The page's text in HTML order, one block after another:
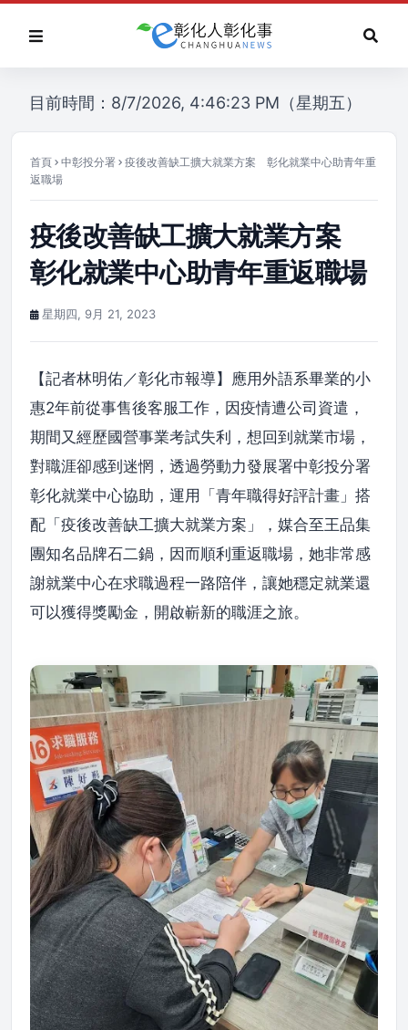
目前時間：8/7/2026, 4:46:23 PM（星期五）
首頁 中彰投分署
疫後改善缺工擴大就業方案 彰化就業中心助青年重
返職場
疫後改善缺工擴大就業方案
彰化就業中心助青年重返職場
星期四, 9月 21, 2023
【記者林明佑／彰化市報導】應用外語系畢業的小
惠2年前從事售後客服工作，因疫情遭公司資遣，
期間又經歷國營事業考試失利，想回到就業市場，
對職涯卻感到迷惘，透過勞動力發展署中彰投分署
彰化就業中心協助，運用「青年職得好評計畫」搭
配「疫後改善缺工擴大就業方案」，媒合至王品集
團知名品牌石二鍋，因而順利重返職場，她非常感
謝就業中心在求職過程一路陪伴，讓她穩定就業還
可以獲得獎勵金，開啟嶄新的職涯之旅。